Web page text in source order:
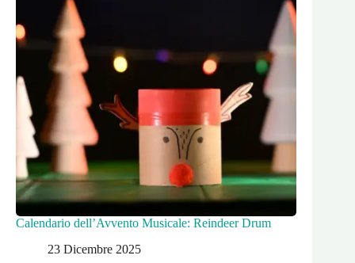
Calendario dell’Avvento Musicale: Reindeer Drum
23 Dicembre 2025